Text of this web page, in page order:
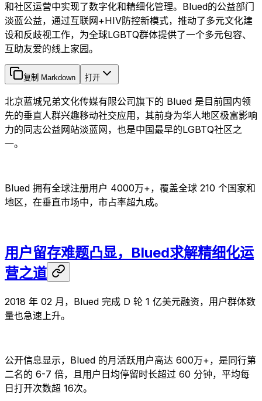
和社区运营中实现了数字化和精细化管理。Blued的公益部门
淡蓝公益，通过互联网+HIV防控新模式，推动了多元文化建
设和反歧视工作，为全球LGBTQ群体提供了一个多元包容、
互助友爱的线上家园。
复制 Markdown 打开
北京蓝城兄弟文化传媒有限公司旗下的 Blued 是目前国内领
先的垂直人群兴趣移动社交应用，其前身为华人地区极富影响
力的同志公益网站淡蓝网，也是中国最早的LGBTQ社区之
一。
Blued 拥有全球注册用户 4000万+，覆盖全球 210 个国家和
地区，在垂直市场中，市占率超九成。
用户留存难题凸显，Blued求解精细化运
营之道
2018 年 02 月，Blued 完成 D 轮 1 亿美元融资，用户群体数
量也急速上升。
公开信息显示，Blued 的月活跃用户高达 600万+，是同行第
二名的 6-7 倍，且用户日均停留时长超过 60 分钟，平均每
日打开次数超 16次。